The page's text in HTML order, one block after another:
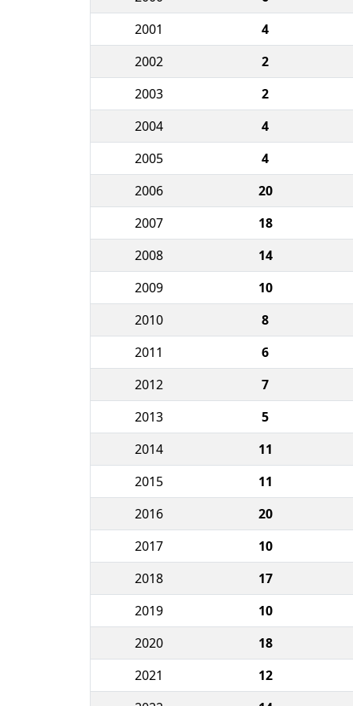
2001
4
2002
2
2003
2
2004
4
2005
4
2006
20
2007
18
2008
14
2009
10
2010
8
2011
6
2012
7
2013
5
2014
11
2015
11
2016
20
2017
10
2018
17
2019
10
2020
18
2021
12